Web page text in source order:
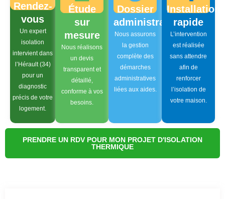
Rendez-
vous
Un expert
isolation
intervient dans
l’Hérault (34)
pour un
diagnostic
précis de votre
logement.
Étude
sur
mesure
Nous réalisons
un devis
transparent et
détaillé,
conforme à vos
besoins.
Dossier
administratif
Nous assurons
la gestion
complète des
démarches
administratives
liées aux aides.
Installation
rapide
L’intervention
est réalisée
sans attendre
afin de
renforcer
l’isolation de
votre maison.
PRENDRE UN RDV POUR MON PROJET D'ISOLATION
THERMIQUE